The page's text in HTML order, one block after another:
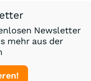
Newsletter
mehr aus der